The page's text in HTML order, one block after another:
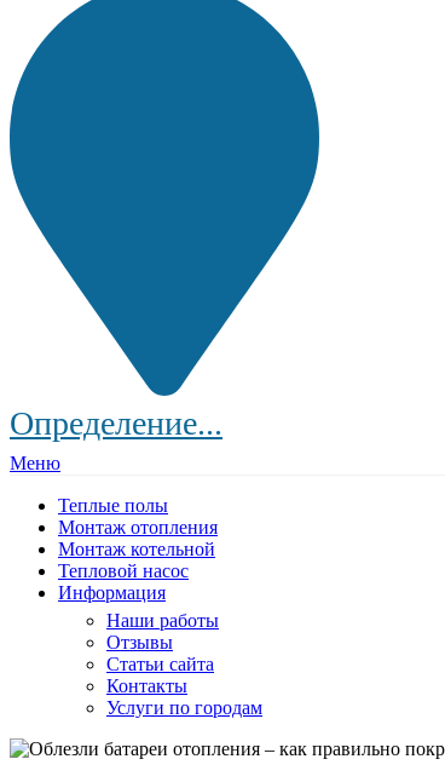
Определение...
Меню
Теплые полы
Монтаж отопления
Монтаж котельной
Тепловой насос
Информация
Наши работы
Отзывы
Статьи сайта
Контакты
Услуги по городам